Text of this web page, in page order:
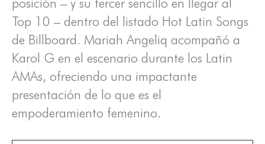
posición – y su tercer sencillo en llegar al
Top 10 – dentro del listado Hot Latin Songs
de Billboard. Mariah Angeliq acompañó a
Karol G en el escenario durante los Latin
AMAs, ofreciendo una impactante
presentación de lo que es el
empoderamiento femenino.